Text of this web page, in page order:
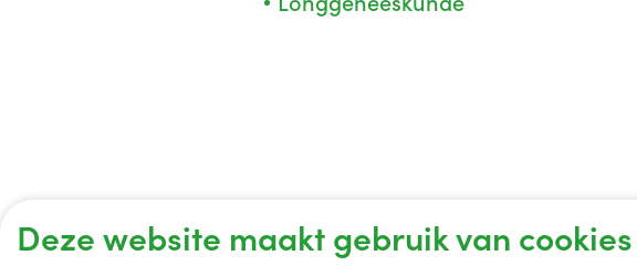
Deze website maakt gebruik van cookies